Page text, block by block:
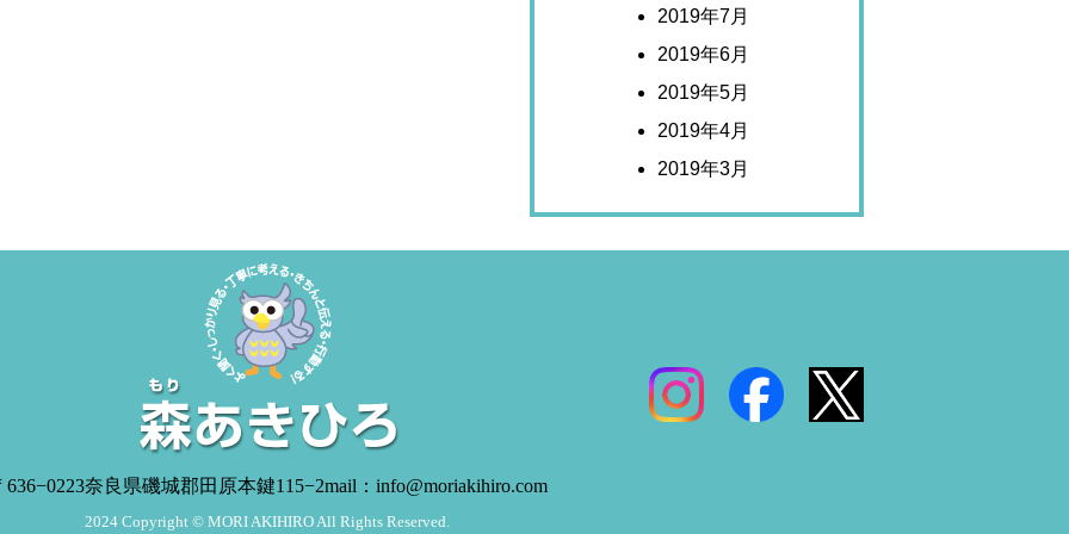
2019年7月
2019年6月
2019年5月
2019年4月
2019年3月
636−0223奈良県磯城郡田原本鍵115−2mail：info@moriakihiro.com
2024 Copyright © MORI AKIHIRO All Rights Reserved.